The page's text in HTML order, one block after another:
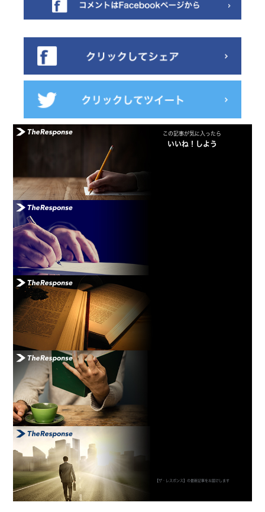
この記事が気に入ったら
いいね！しよう
【ザ・レスポンス】の最新記事をお届けします